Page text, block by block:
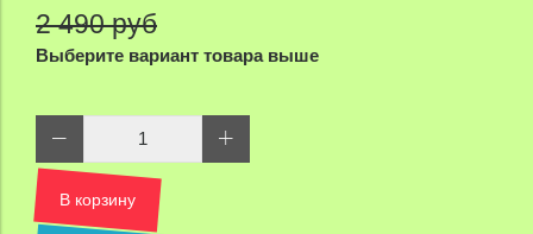
2 490 руб
Выберите вариант товара выше
В корзину